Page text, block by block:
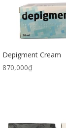
Depigment Cream
870,000₫